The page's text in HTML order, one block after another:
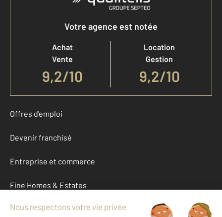
Votre agence est notée
Achat
Vente
9,2/10
Location
Gestion
9,2/10
Offres d'emploi
Devenir franchisé
Entreprise et commerce
Fine Homes & Estates
À propos